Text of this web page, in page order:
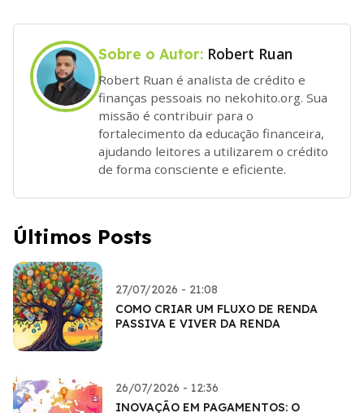
Sobre o Autor: Robert Ruan
Robert Ruan é analista de crédito e
finanças pessoais no nekohito.org. Sua
missão é contribuir para o
fortalecimento da educação financeira,
ajudando leitores a utilizarem o crédito
de forma consciente e eficiente.
Últimos Posts
27/07/2026 - 21:08
COMO CRIAR UM FLUXO DE RENDA
PASSIVA E VIVER DA RENDA
26/07/2026 - 12:36
INOVAÇÃO EM PAGAMENTOS: O